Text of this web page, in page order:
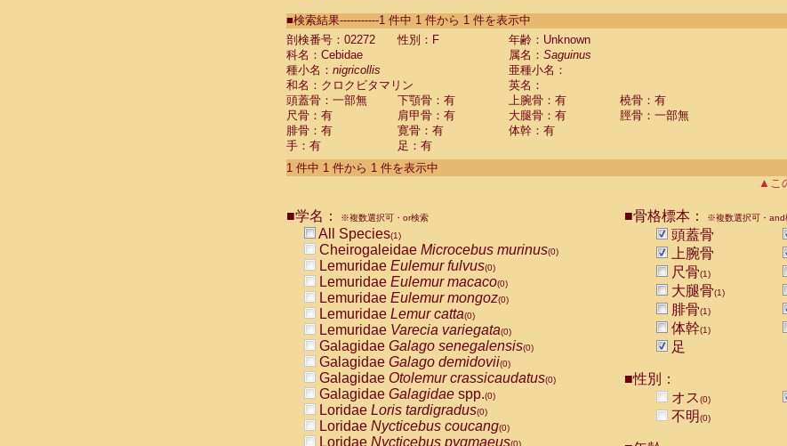
CebidaeSaguinus labiatus(0)
Cebidae Saguinus leucopus (0)
Cebidae
CebidaeSaguinus mystax
CebidaeSaguinus nigricollis (1)
Cebidae Saguinus oedipus
Cebidae Saguinus weddelli
Cebidae Saguinusspp.
Cebidae Aotus trivirgatus
Cebidae Cebus albifrons
CebidaeCebus nigrivittatus
CebidaeCebus
CebidaeSaimiri boliviensis(0)
CebidaeSaimiri sciureus(0)
AtelidaeAlouatta caraya(0)
AtelidaeAlouatta fusca(0)
AtelidaeAlouatta seniculus
AtelidaeAlouattaspp.(0)
AtelidaeAteles belzebuth(0)
AtelidaeAteles geoffroyi(0)
AtelidaeAteles paniscus(0)
AtelidaeAtelesspp.(0)
Atelidae Lagothrix lagothricha
AtelidaeLagothrix lagothricha cana
PitheciidaeCacajao calvus rubicundus
■検索結果-----------1 件中 1 件から 1 件を表示中
剖検番号：02272
性別：F
年齢：Unknown
科名：Cebidae
属名： Saguinus
種小名： nigricollis
亜種小名：
和名：クロクビタマリン
英名：
頭蓋骨：一部無
下顎骨：有 上腕骨：有
橈骨：有
尺骨：有
肩甲骨：有 大腿骨：有
脛骨：一部無
腓骨：有
寛骨：有
体幹：有
手：有
足：有
1 件中 1 件から 1 件を表示中
▲こ
■学名： ※複数選択可・or検索
All Species(1)
Cheirogaleidae Microcebus murinus(0)
Lemuridae Eulemur fulvus(0)
Lemuridae Eulemur macaco(0)
Lemuridae Eulemur mongoz(0)
Lemuridae Lemur catta(0)
Lemuridae Varecia variegata(0)
Galagidae Galago senegalensis(0)
Galagidae Galago demidovii(0)
Galagidae Otolemur crassicaudatus(0)
Galagidae Galagidae spp.(0)
Loridae Loris tardigradus(0)
Loridae Nycticebus coucang(0)
Loridae Nycticebus pygmaeus(0)
■骨格標本： ※複数選択可・and
頭蓋骨
上腕骨
尺骨(1)
大腿骨(1)
腓骨(1)
体幹(1)
足
■性別：
オス(0)
不明(0)